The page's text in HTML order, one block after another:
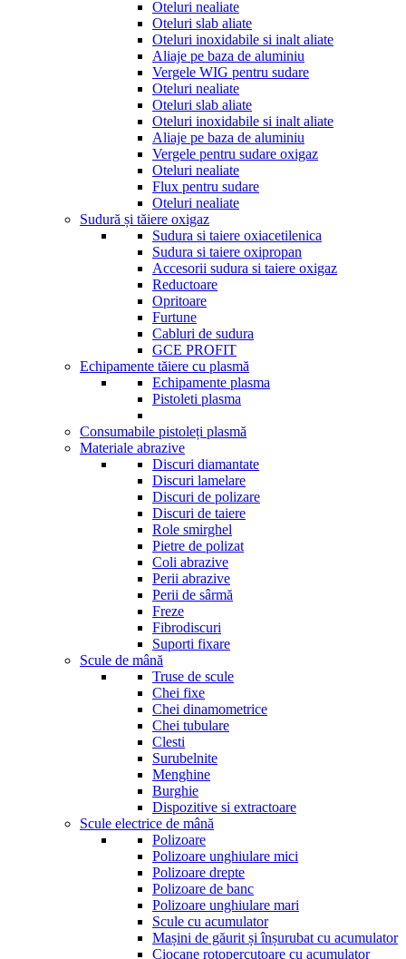
Oteluri nealiate
Oteluri slab aliate
Oteluri inoxidabile si inalt aliate
Aliaje pe baza de aluminiu
Vergele WIG pentru sudare
Oteluri nealiate
Oteluri slab aliate
Oteluri inoxidabile si inalt aliate
Aliaje pe baza de aluminiu
Vergele pentru sudare oxigaz
Oteluri nealiate
Flux pentru sudare
Oteluri nealiate
Sudură și tăiere oxigaz
Sudura si taiere oxiacetilenica
Sudura si taiere oxipropan
Accesorii sudura si taiere oxigaz
Reductoare
Opritoare
Furtune
Cabluri de sudura
GCE PROFIT
Echipamente tăiere cu plasmă
Echipamente plasma
Pistoleti plasma
Consumabile pistoleți plasmă
Materiale abrazive
Discuri diamantate
Discuri lamelare
Discuri de polizare
Discuri de taiere
Role smirghel
Pietre de polizat
Coli abrazive
Perii abrazive
Perii de sârmă
Freze
Fibrodiscuri
Suporti fixare
Scule de mână
Truse de scule
Chei fixe
Chei dinamometrice
Chei tubulare
Clesti
Surubelnite
Menghine
Burghie
Dispozitive si extractoare
Scule electrice de mână
Polizoare
Polizoare unghiulare mici
Polizoare drepte
Polizoare de banc
Polizoare unghiulare mari
Scule cu acumulator
Mașini de găurit și înșurubat cu acumulator
Ciocane rotopercutoare cu acumulator